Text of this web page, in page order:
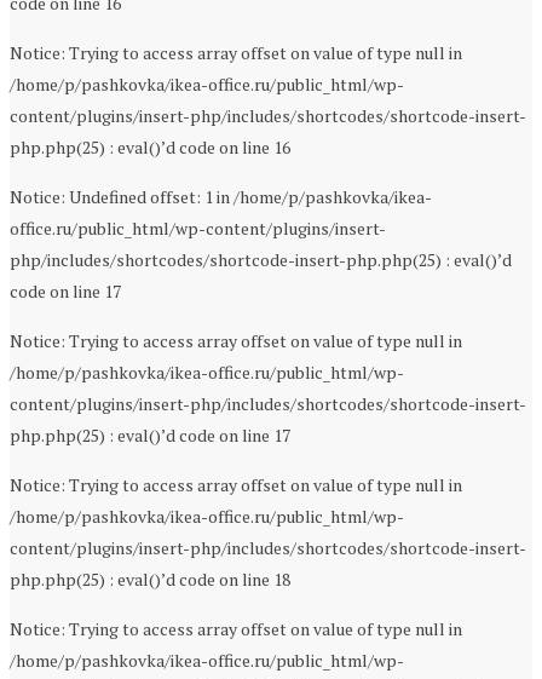
Notice: Trying to access array offset on value of type null in
/home/p/pashkovka/ikea-office.ru/public_html/wp-
content/plugins/insert-php/includes/shortcodes/shortcode-insert-
php.php(25) : eval()’d code on line 16
Notice: Undefined offset: 1 in /home/p/pashkovka/ikea-
office.ru/public_html/wp-content/plugins/insert-
php/includes/shortcodes/shortcode-insert-php.php(25) : eval()’d
code on line 17
Notice: Trying to access array offset on value of type null in
/home/p/pashkovka/ikea-office.ru/public_html/wp-
content/plugins/insert-php/includes/shortcodes/shortcode-insert-
php.php(25) : eval()’d code on line 17
Notice: Trying to access array offset on value of type null in
/home/p/pashkovka/ikea-office.ru/public_html/wp-
content/plugins/insert-php/includes/shortcodes/shortcode-insert-
php.php(25) : eval()’d code on line 18
Notice: Trying to access array offset on value of type null in
/home/p/pashkovka/ikea-office.ru/public_html/wp-